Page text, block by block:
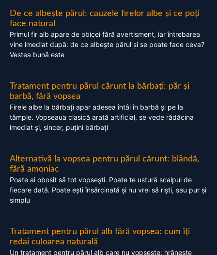
De ce albește părul: cauzele firelor albe și ce poți
face natural
Primul fir alb apare de obicei fără avertisment, iar întrebarea
vine imediat după: de ce albește părul și se poate face ceva?
Vestea bună este
Tratament pentru părul cărunt la bărbați: păr și
barbă, fără vopsea
Firele albe la bărbați apar adesea întâi în barbă și pe la
tâmple. Vopseaua clasică arată artificial, se vede rădăcina
imediat și, sincer, puțini bărbați
Alternativă la vopsea pentru părul cărunt: blândă,
fără amoniac
Poate ai obosit să tot vopsești. Poate te ustură scalpul de
fiecare dată. Poate ești însărcinată și nu vrei să riști, sau pur și
simplu
Tratament pentru părul alb fără vopsea: cum îți
redai culoarea naturală
Un tratament pentru părul alb care nu vopsește: hrănește